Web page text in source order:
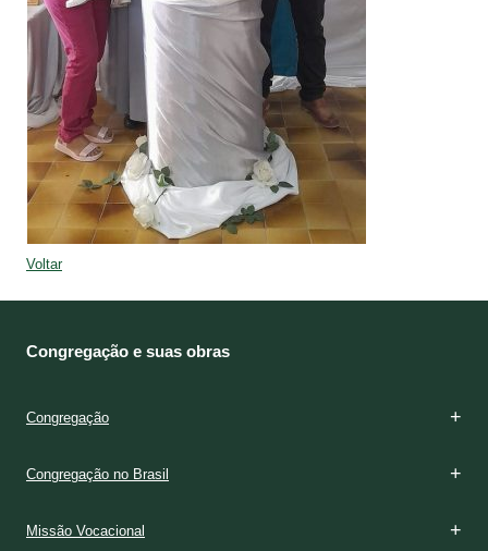
Voltar
Congregação e suas obras
Congregação
Congregação no Brasil
Missão Vocacional